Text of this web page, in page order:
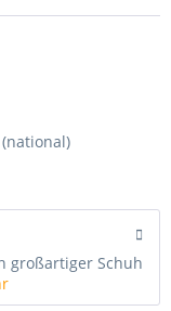
großartiger Schuh